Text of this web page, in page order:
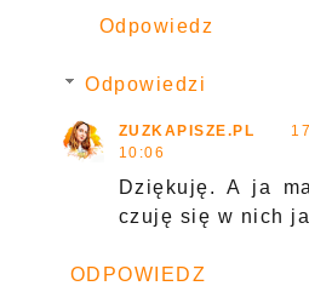
Odpowiedz
Odpowiedzi
ZUZKAPISZE.PL
10:06
Dziękuję. A ja
czuję się w nich
ODPOWIEDZ